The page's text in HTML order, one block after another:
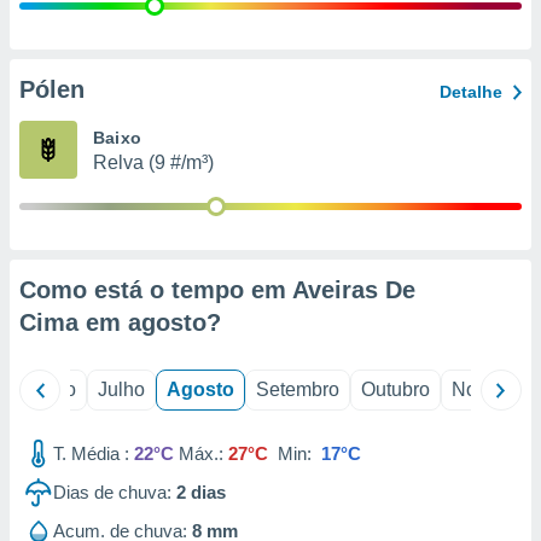
e
de
Pólen Detalhe
Baixo
Relva (9 #/m³)
Como está o tempo em Aveiras De
Cima em agosto?
Junho Julho Agosto Setembro Outubro Novembro
T. Média : 22°C Máx.: 27°C Min: 17°C
Dias de chuva: 2 dias
Acum. de chuva: 8 mm